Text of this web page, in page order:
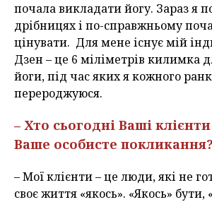
почала викладати йогу. Зараз я
дрібницях і по-справжньому
цінувати. Для мене існує мій
Дзен – це 6 міліметрів килимка
йоги, під час яких я кожного
перероджуюся.
– Хто сьогодні Ваші
Ваше особисте покликання?
– Мої клієнти – це люди, які не
своє життя «якось». «Якось» бути,